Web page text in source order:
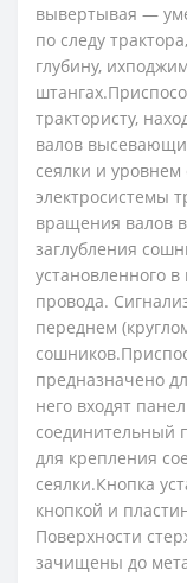
вывертывая —
по следу
глубину,
трактористу,
валов
сеялки и
электросистемы
вращения валов
заглубления
установленного
провода.
переднем
предназна­чено
него входят
соединительный
для крепления
сеялки.Кнопка
кноп­кой и
Поверхности
зачи­щены до